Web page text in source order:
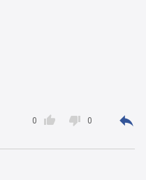

0  0 